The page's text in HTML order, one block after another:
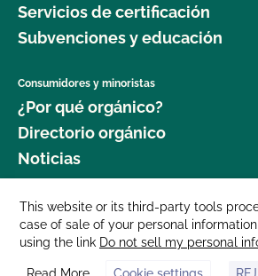
mi producto certificado por OCal?
orgánico certificado?
¿Qué recursos existen en relación
la producción orgánica?
la certificación y el mantenimiento
¿Qué normas certifica el CCOF?
Servicios de certificación
Subvenciones y educación
Consumidores y minoristas
¿Por qué orgánico?
Directorio orgánico
Noticias
Donar
Carreras profesionales
Sala de prensa
This website or its third-party tools
case of sale of your personal
using the link Do not sell my personal